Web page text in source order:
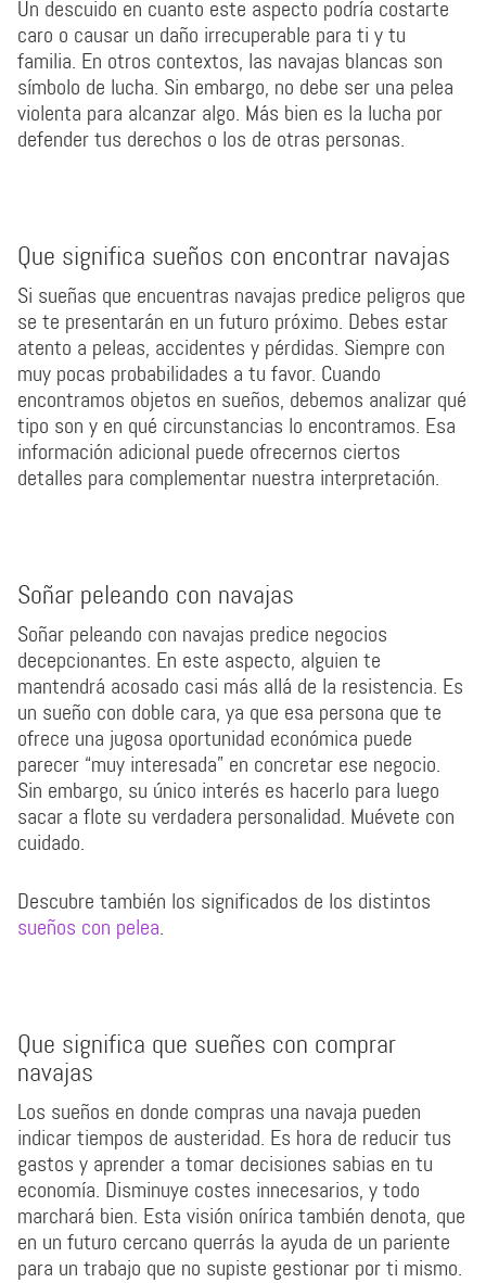
Un descuido en cuanto este aspecto podría costarte
caro o causar un daño irrecuperable para ti y tu
familia. En otros contextos, las navajas blancas son
símbolo de lucha. Sin embargo, no debe ser una pelea
violenta para alcanzar algo. Más bien es la lucha por
defender tus derechos o los de otras personas.
Que significa sueños con encontrar navajas
Si sueñas que encuentras navajas predice peligros que
se te presentarán en un futuro próximo. Debes estar
atento a peleas, accidentes y pérdidas. Siempre con
muy pocas probabilidades a tu favor. Cuando
encontramos objetos en sueños, debemos analizar qué
tipo son y en qué circunstancias lo encontramos. Esa
información adicional puede ofrecernos ciertos
detalles para complementar nuestra interpretación.
Soñar peleando con navajas
Soñar peleando con navajas predice negocios
decepcionantes. En este aspecto, alguien te
mantendrá acosado casi más allá de la resistencia. Es
un sueño con doble cara, ya que esa persona que te
ofrece una jugosa oportunidad económica puede
parecer “muy interesada” en concretar ese negocio.
Sin embargo, su único interés es hacerlo para luego
sacar a flote su verdadera personalidad. Muévete con
cuidado.
Descubre también los significados de los distintos
sueños con pelea.
Que significa que sueñes con comprar
navajas
Los sueños en donde compras una navaja pueden
indicar tiempos de austeridad. Es hora de reducir tus
gastos y aprender a tomar decisiones sabias en tu
economía. Disminuye costes innecesarios, y todo
marchará bien. Esta visión onírica también denota, que
en un futuro cercano querrás la ayuda de un pariente
para un trabajo que no supiste gestionar por ti mismo.